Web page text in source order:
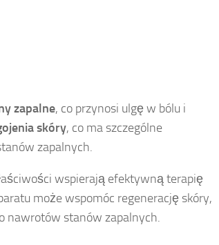
zapalne, co przynosi ulgę w bólu i
skóry, co ma szczególne
zapalnych.
wspierają efektywną terapię
może wspomóc regenerację skóry,
nawrotów stanów zapalnych.